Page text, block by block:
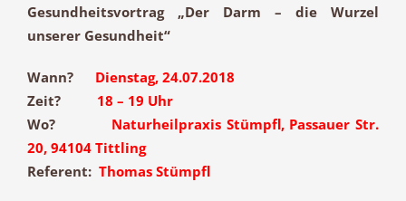
Gesundheitsvortrag „Der Darm – die Wurzel
unserer Gesundheit“
Wann? Dienstag, 24.07.2018
Zeit? 18 – 19 Uhr
Wo? Naturheilpraxis Stümpfl, Passauer Str.
20, 94104 Tittling
Referent: Thomas Stümpfl